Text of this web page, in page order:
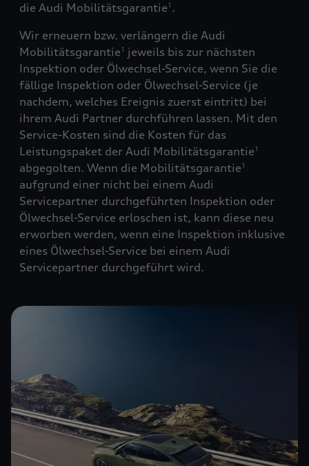
die Audi Mobilitätsgarantie1 .
Wir erneuern bzw. verlängern die Audi
Mobilitätsgarantie1
jeweils bis zur nächsten
Inspektion oder Ölwechsel-Service, wenn Sie die
fällige Inspektion oder Ölwechsel-Service (je
nachdem, welches Ereignis zuerst eintritt) bei
ihrem Audi Partner durchführen lassen. Mit den
Service-Kosten sind die Kosten für das
Leistungspaket der Audi Mobilitätsgarantie1
abgegolten. Wenn die Mobilitätsgarantie1
aufgrund einer nicht bei einem Audi
Servicepartner durchgeführten Inspektion oder
Ölwechsel-Service erloschen ist, kann diese neu
erworben werden, wenn eine Inspektion inklusive
eines Ölwechsel-Service bei einem Audi
Servicepartner durchgeführt wird.